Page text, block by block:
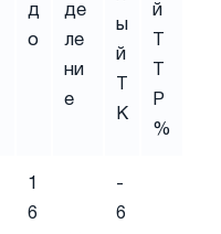
д
о
де
ле
ни
е
ы
й
К
й
Р
%
1
6
-
6